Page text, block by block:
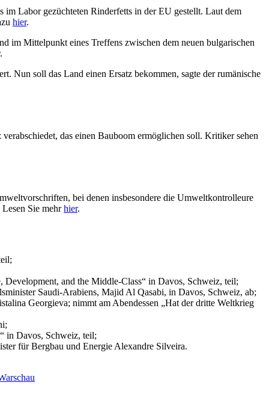
im Labor gezüchteten Rinderfetts in der EU gestellt. Laut dem
hier.
im Mittelpunkt eines Treffens zwischen dem neuen bulgarischen
.
Nun soll das Land einen Ersatz bekommen, sagte der rumänische
das einen Bauboom ermöglichen soll. Kritiker sehen
bei denen insbesondere die Umweltkontrolleure
Sie mehrhier.
and the Middle-Class“ in Davos, Schweiz, teil;
Saudi-Arabiens, Majid Al Qasabi, in Davos, Schweiz, ab;
Georgieva; nimmt am Abendessen „Hat der dritte Weltkrieg
in Davos, Schweiz, teil;
für Bergbau und Energie Alexandre Silveira.